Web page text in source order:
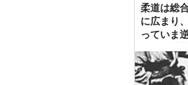
柔道は総
に広まり
っていま
考える。 :
活｜公式